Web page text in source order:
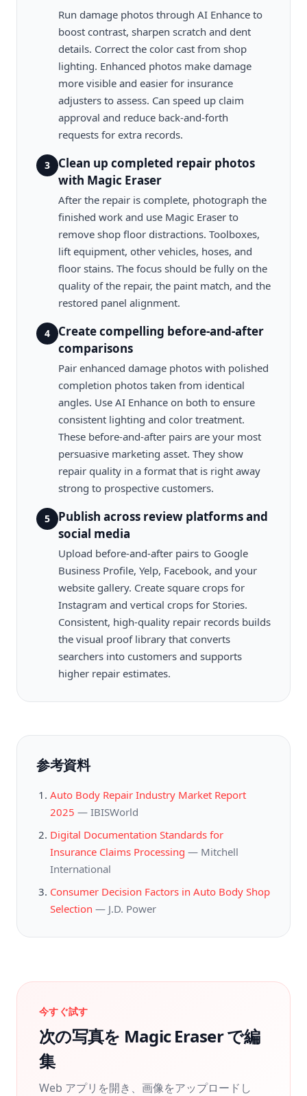
Run damage photos through AI Enhance to
boost contrast, sharpen scratch and dent
details. Correct the color cast from shop
lighting. Enhanced photos make damage
more visible and easier for insurance
adjusters to assess. Can speed up claim
approval and reduce back-and-forth
requests for extra records.
3
Clean up completed repair photos
with Magic Eraser
After the repair is complete, photograph the
finished work and use Magic Eraser to
remove shop floor distractions. Toolboxes,
lift equipment, other vehicles, hoses, and
floor stains. The focus should be fully on the
quality of the repair, the paint match, and the
restored panel alignment.
4
Create compelling before-and-after
comparisons
Pair enhanced damage photos with polished
completion photos taken from identical
angles. Use AI Enhance on both to ensure
consistent lighting and color treatment.
These before-and-after pairs are your most
persuasive marketing asset. They show
repair quality in a format that is right away
strong to prospective customers.
5
Publish across review platforms and
social media
Upload before-and-after pairs to Google
Business Profile, Yelp, Facebook, and your
website gallery. Create square crops for
Instagram and vertical crops for Stories.
Consistent, high-quality repair records builds
the visual proof library that converts
searchers into customers and supports
higher repair estimates.
参考資料
Auto Body Repair Industry Market Report
2025 — IBISWorld
Digital Documentation Standards for
Insurance Claims Processing — Mitchell
International
Consumer Decision Factors in Auto Body Shop
Selection — J.D. Power
今すぐ試す
次の写真を Magic Eraser で編
集
Web アプリを開き、画像をアップロードし